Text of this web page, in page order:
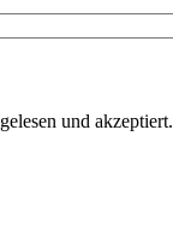
gelesen und akzeptiert.